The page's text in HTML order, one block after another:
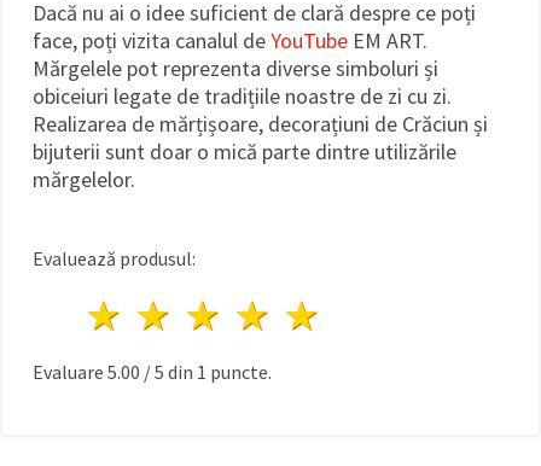
Dacă nu ai o idee suficient de clară despre ce poți
face, poți vizita canalul deYouTube EM ART.
Mărgelele pot reprezenta diverse simboluri și
obiceiuri legate de tradițiile noastre de zi cu zi.
Realizarea de mărțișoare, decorațiuni de Crăciun și
bijuterii sunt doar o mică parte dintre utilizările
mărgelelor.
Evaluează produsul:
4 stele
3 stele
2 stele
1 stea
Evaluare 5.00 /5 din 1 puncte.